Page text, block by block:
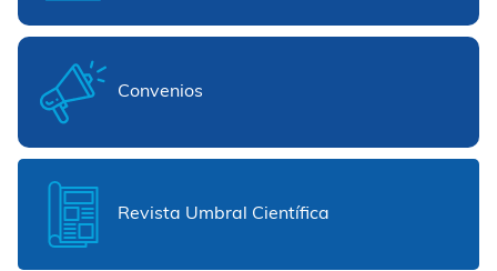
Convenios
Revista Umbral Científica